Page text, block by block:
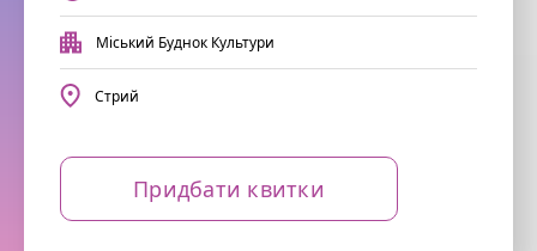
Міський Буднок Культури
Стрий
Придбати квитки